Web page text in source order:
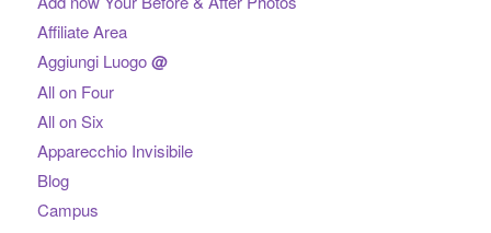
Affiliate Area
Aggiungi Luogo@
All on Four
All on Six
Apparecchio Invisibile
Blog
Campus